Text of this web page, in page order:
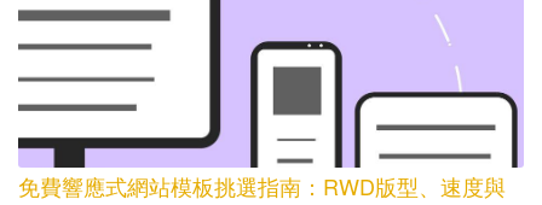
免費響應式網站模板挑選指南：RWD版型、速度與